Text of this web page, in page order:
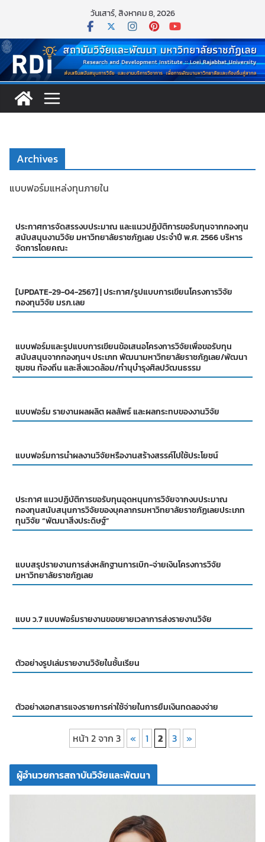
content
วันเสาร์, สิงหาคม 8, 2026
Archives
แบบฟอร์มแหล่งทุนภายใน
ประกาศการจัดสรรงบประมาณ และแนวปฏิบัติการขอรับทุนจากกองทุน
สนับสนุนงานวิจัย มหาวิทยาลัยราชภัฏเลย ประจำปี พ.ศ. 2566 บริหาร
จัดการโดยคณะ
[UPDATE-29-04-2567] | ประกาศ/รูปแบบการเขียนโครงการวิจัย
กองทุนวิจัย มรภ.เลย
แบบฟอร์มและรูปแบบการเขียนข้อเสนอโครงการวิจัยเพื่อขอรับทุน
สนับสนุนจากกองทุนฯ ประเภท พัฒนามหาวิทยาลัยราชภัฏเลย/พัฒนา
ชุมชน ท้องถิ่น และสิ่งแวดล้อม/ทำนุบำรุงศิลปวัฒนธรรม
แบบฟอร์ม รายงานผลผลิต ผลลัพธ์ และผลกระทบของงานวิจัย
แบบฟอร์มการนำผลงานวิจัยหรืองานสร้างสรรค์ไปใช้ประโยชน์
ประกาศ แนวปฏิบัติการขอรับทุนอุดหนุนการวิจัยจากงบประมาณ
กองทุนสนับสนุนการวิจัยของบุคลากรมหาวิทยาลัยราชภัฏเลยประเภท
ทุนวิจัย “พัฒนาสิ่งประดิษฐ์”
แบบสรุปรายงานการส่งหลักฐานการเบิก-จ่ายเงินโครงการวิจัย
มหาวิทยาลัยราชภัฏเลย
แบบ ว.7 แบบฟอร์มรายงานขอขยายเวลาการส่งรายงานวิจัย
ตัวอย่างรูปเล่มรายงานวิจัยในชั้นเรียน
ตัวอย่างเอกสารแจงรายการค่าใช้จ่ายในการยืมเงินทดลองจ่าย
หน้า 2 จาก 3 « 1 2 3 »
ผู้อำนวยการสถาบันวิจัยและพัฒนา